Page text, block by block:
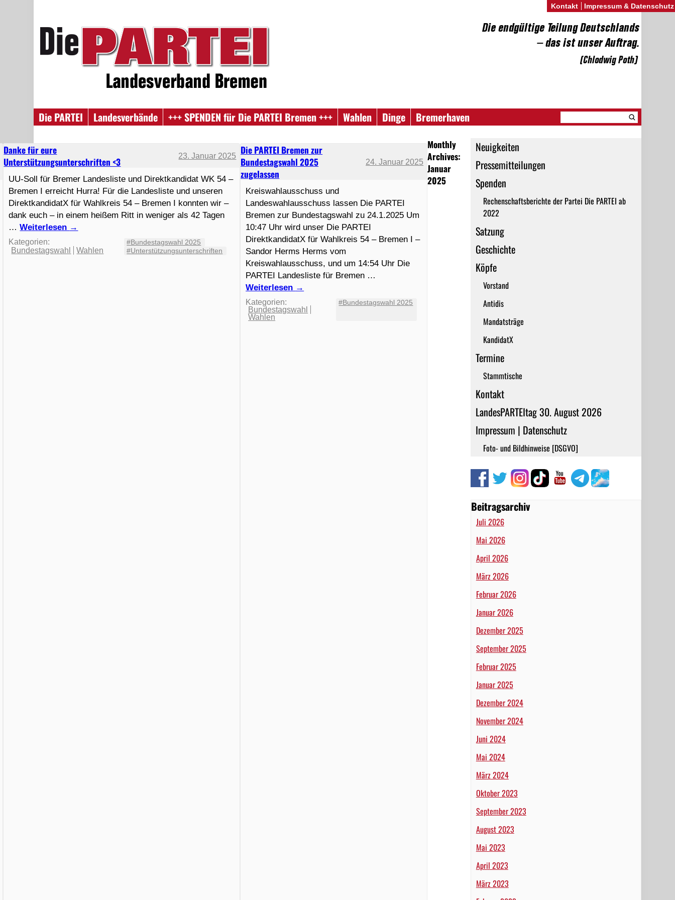
Die PARTEI Landesverbände +++ SPENDEN für Die PARTEI Bremen +++ Wahlen Dinge
Bremerhaven
Neuigkeiten
Pressemitteilungen
Spenden
Rechenschaftsberichte der Partei Die PARTEI ab
2022
Satzung
Geschichte
Köpfe
Vorstand
Antidis
Mandatsträge
KandidatX
Termine
Stammtische
Kontakt
LandesPARTEItag 30. August 2026
Impressum | Datenschutz
Foto- und Bildhinweise [DSGVO]
Beitragsarchiv
Juli 2026
Mai 2026
April 2026
März 2026
Februar 2026
Januar 2026
Dezember 2025
September 2025
Februar 2025
Januar 2025
Dezember 2024
November 2024
Juni 2024
Mai 2024
März 2024
Oktober 2023
September 2023
August 2023
Mai 2023
April 2023
März 2023
Monthly
Archives:
Januar
2025
Die PARTEI Bremen zur
Bundestagswahl 2025
zugelassen
24. Januar 2025
Kreiswahlausschuss und
Landeswahlausschuss lassen Die PARTEI
Bremen zur Bundestagswahl zu 24.1.2025 Um
10:47 Uhr wird unser Die PARTEI
DirektkandidatX für Wahlkreis 54 – Bremen I –
Sandor Herms Herms vom
Kreiswahlausschuss, und um 14:54 Uhr Die
PARTEI Landesliste für Bremen …
Weiterlesen →
Kategorien:
Bundestagswahl
Wahlen
#Bundestagswahl 2025
Danke für eure
Unterstützungsunterschriften <3
23. Januar 2025
UU-Soll für Bremer Landesliste und Direktkandidat WK 54 –
Bremen I erreicht Hurra! Für die Landesliste und unseren
DirektkandidatX für Wahlkreis 54 – Bremen I konnten wir –
dank euch – in einem heißem Ritt in weniger als 42 Tagen
…Weiterlesen →
Kategorien:
Bundestagswahl
Wahlen
#Bundestagswahl 2025
#Unterstützungsunterschriften
Kontakt Impressum & Datenschutz